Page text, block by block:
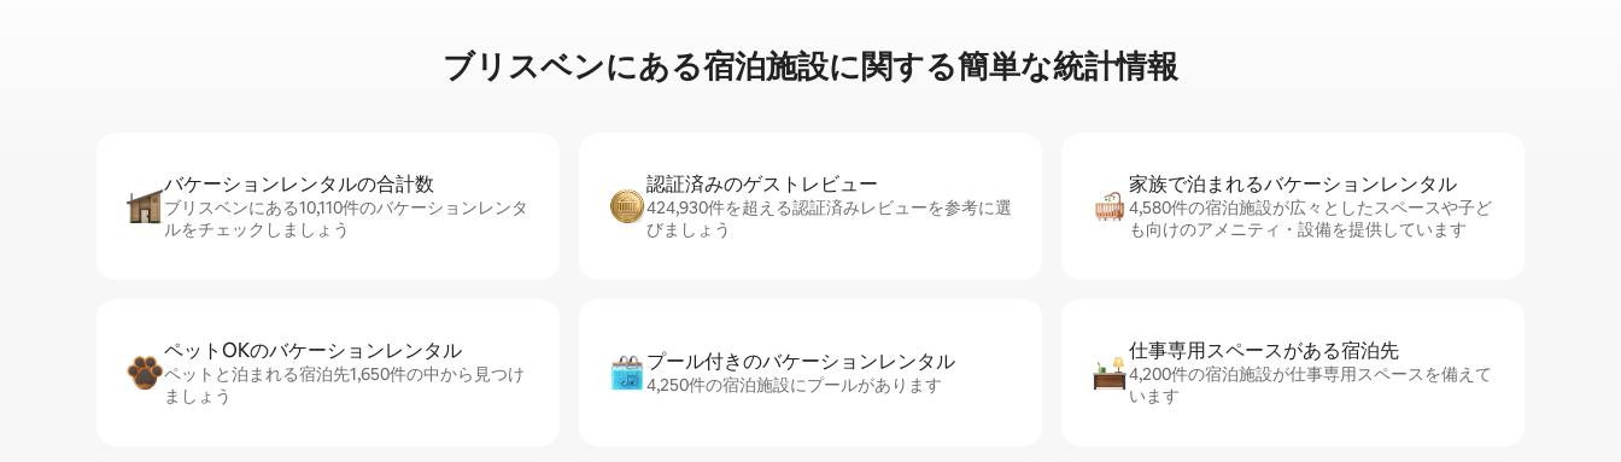
ブリスベンに⁠あ⁠る宿⁠泊⁠施⁠設⁠に関⁠す⁠る簡⁠単⁠な統⁠計⁠情⁠報
バケーションレ⁠ン⁠タ⁠ル⁠の合⁠計⁠数
ブリスベンにある10,110件のバケーションレンタ
ルをチェックしましょう
認証済みのゲ⁠ス⁠ト⁠レ⁠ビ⁠ュ⁠ー
424,930件を超える認証済みレビューを参考に選
びましょう
家族で泊まれるバ⁠ケ⁠ー⁠シ⁠ョ⁠ンレ⁠ン⁠タ⁠ル
4,580件の宿泊施設が広々としたスペースや子ど
も向けのアメニティ・設備を提供しています
ペットOKのバ⁠ケ⁠ー⁠シ⁠ョ⁠ンレ⁠ン⁠タ⁠ル
ペットと泊まれる宿泊先1,650件の中から見つけ
ましょう
プール付きのバ⁠ケ⁠ー⁠シ⁠ョ⁠ンレ⁠ン⁠タ⁠ル
4,250件の宿泊施設にプールがあります
仕事専用ス⁠ペ⁠ー⁠スがあ⁠る宿⁠泊⁠先
4,200件の宿泊施設が仕事専用スペースを備えて
います